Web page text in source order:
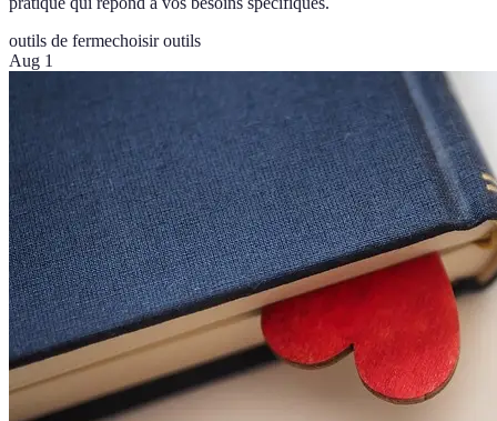
outils de fermechoisir outils
Aug 1